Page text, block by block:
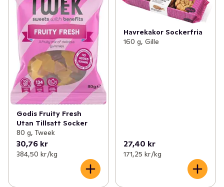
Godis Fruity Fresh
Utan Tillsatt Socker
80 g, Tweek
30,76 kr
384,50 kr /kg
Havrekakor Sockerfria
160 g, Gille
27,40 kr
171,25 kr /kg